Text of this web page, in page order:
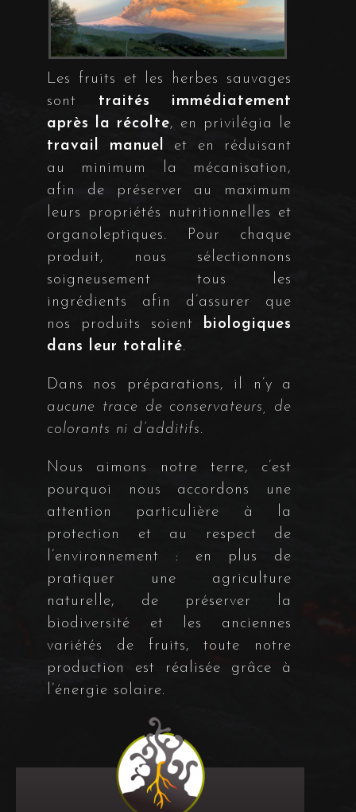
Les fruits et les herbes sauvages
sont traités immédiatement
après la récolte, en privilégia le
travail manuel et en réduisant
au minimum la mécanisation,
afin de préserver au maximum
leurs propriétés nutritionnelles et
organoleptiques. Pour chaque
produit, nous sélectionnons
soigneusement tous les
ingrédients afin d’assurer que
nos produits soient biologiques
dans leur totalité.
Dans nos préparations, il n’y a
aucune trace de conservateurs, de
colorants ni d’additifs.
Nous aimons notre terre, c’est
pourquoi nous accordons une
attention particulière à la
protection et au respect de
l’environnement : en plus de
pratiquer une agriculture
naturelle, de préserver la
biodiversité et les anciennes
variétés de fruits, toute notre
production est réalisée grâce à
l’énergie solaire.